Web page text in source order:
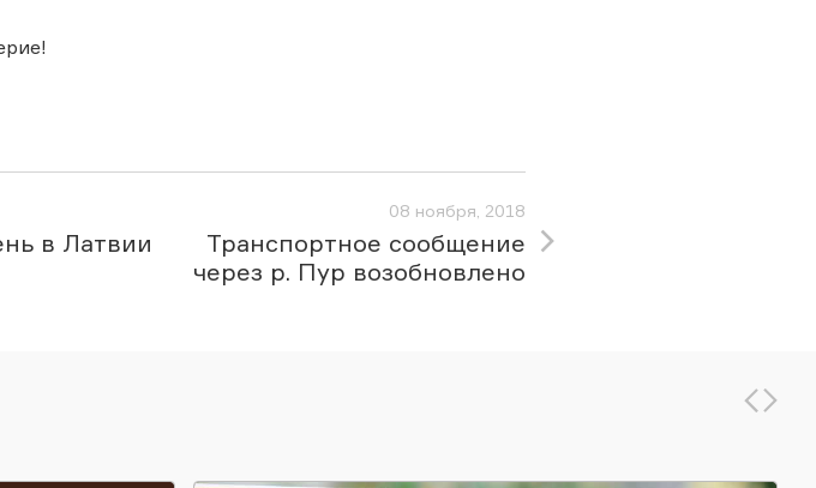
в Латвии
08 ноября, 2018
Транспортное сообщение
через р. Пур возобновлено